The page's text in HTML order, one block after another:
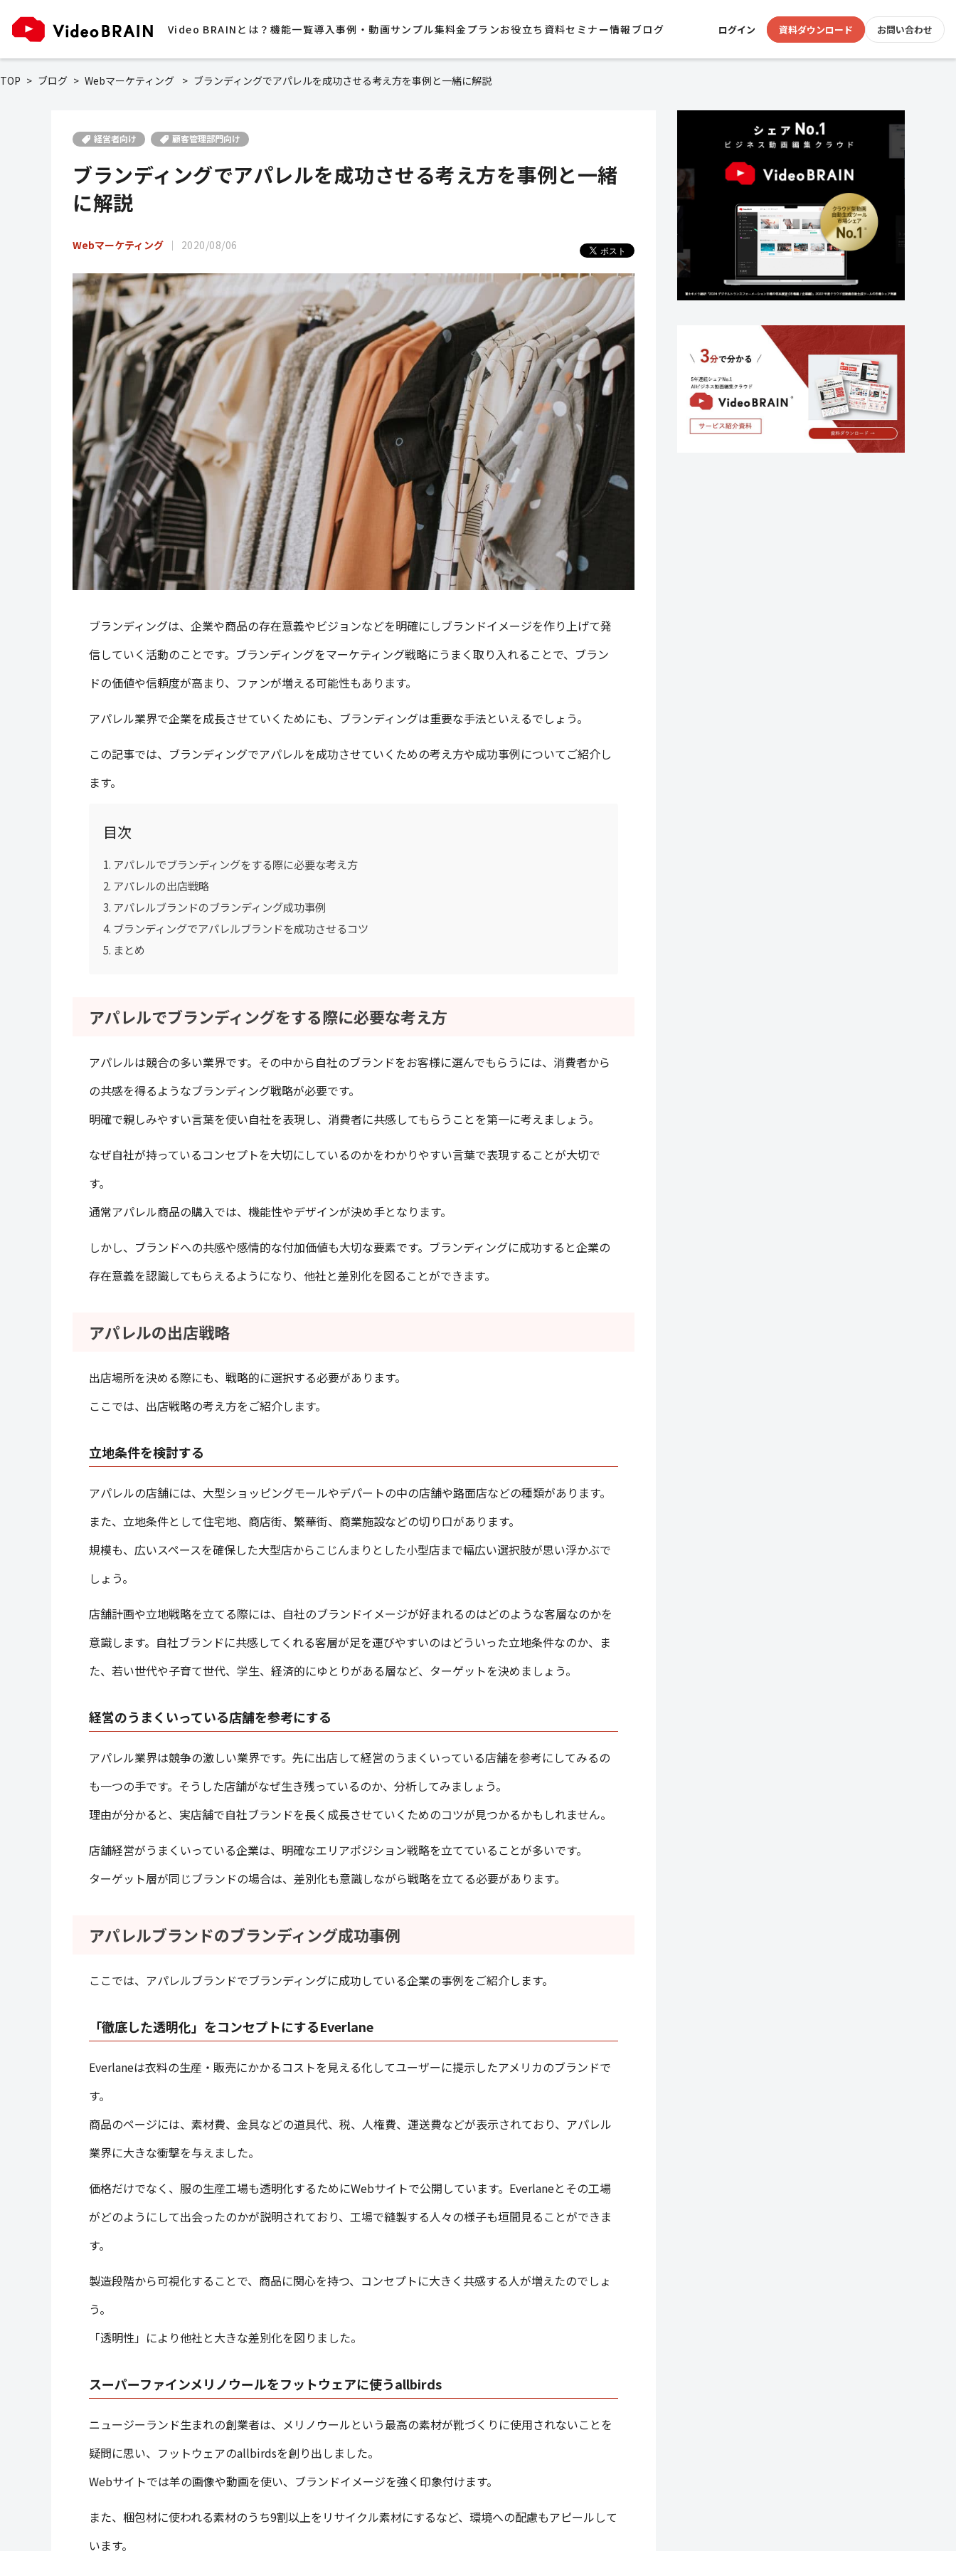
Video BRAINとは？ 機能一覧導入事例・動画サンプル集​料金プランお役立ち資料セミナー情報 ブログ ログイン 資料ダウンロード お問い合わせ
TOP ブログ Webマーケティング ブランディングでアパレルを成功させる考え方を事例と一緒に解説
ブランディングでアパレルを成功させる考え方を事例と一緒
に解説
経営者向け 顧客管理部門向け
Webマーケティング 2020/08/06
ブランディングは、企業や商品の存在意義やビジョンなどを明確にしブランドイメージを作り上げて発
信していく活動のことです。ブランディングをマーケティング戦略にうまく取り入れることで、ブラン
ドの価値や信頼度が高まり、ファンが増える可能性もあります。
アパレル業界で企業を成長させていくためにも、ブランディングは重要な手法といえるでしょう。
この記事では、ブランディングでアパレルを成功させていくための考え方や成功事例についてご紹介し
ます。
目次
アパレルでブランディングをする際に必要な考え方
アパレルの出店戦略
アパレルブランドのブランディング成功事例
ブランディングでアパレルブランドを成功させるコツ
まとめ
アパレルでブランディングをする際に必要な考え方
アパレルは競合の多い業界です。その中から自社のブランドをお客様に選んでもらうには、消費者から
の共感を得るようなブランディング戦略が必要です。
明確で親しみやすい言葉を使い自社を表現し、消費者に共感してもらうことを第一に考えましょう。
なぜ自社が持っているコンセプトを大切にしているのかをわかりやすい言葉で表現することが大切で
す。
通常アパレル商品の購入では、機能性やデザインが決め手となります。
しかし、ブランドへの共感や感情的な付加価値も大切な要素です。ブランディングに成功すると企業の
存在意義を認識してもらえるようになり、他社と差別化を図ることができます。
アパレルの出店戦略
出店場所を決める際にも、戦略的に選択する必要があります。
ここでは、出店戦略の考え方をご紹介します。
立地条件を検討する
アパレルの店舗には、大型ショッピングモールやデパートの中の店舗や路面店などの種類があります。
また、立地条件として住宅地、商店街、繁華街、商業施設などの切り口があります。
規模も、広いスペースを確保した大型店からこじんまりとした小型店まで幅広い選択肢が思い浮かぶで
しょう。
店舗計画や立地戦略を立てる際には、自社のブランドイメージが好まれるのはどのような客層なのかを
意識します。自社ブランドに共感してくれる客層が足を運びやすいのはどういった立地条件なのか、ま
た、若い世代や子育て世代、学生、経済的にゆとりがある層など、ターゲットを決めましょう。
経営のうまくいっている店舗を参考にする
アパレル業界は競争の激しい業界です。先に出店して経営のうまくいっている店舗を参考にしてみるの
も一つの手です。そうした店舗がなぜ生き残っているのか、分析してみましょう。
理由が分かると、実店舗で自社ブランドを長く成長させていくためのコツが見つかるかもしれません。
店舗経営がうまくいっている企業は、明確なエリアポジション戦略を立てていることが多いです。
ターゲット層が同じブランドの場合は、差別化も意識しながら戦略を立てる必要があります。
アパレルブランドのブランディング成功事例
ここでは、アパレルブランドでブランディングに成功している企業の事例をご紹介します。
「徹底した透明化」をコンセプトにするEverlane
Everlaneは衣料の生産・販売にかかるコストを見える化してユーザーに提示したアメリカのブランドで
す。
商品のページには、素材費、金具などの道具代、税、人権費、運送費などが表示されており、アパレル
業界に大きな衝撃を与えました。
価格だけでなく、服の生産工場も透明化するためにWebサイトで公開しています。Everlaneとその工場
がどのようにして出会ったのかが説明されており、工場で縫製する人々の様子も垣間見ることができま
す。
製造段階から可視化することで、商品に関心を持つ、コンセプトに大きく共感する人が増えたのでしょ
う。
「透明性」により他社と大きな差別化を図りました。
スーパーファインメリノウールをフットウェアに使うallbirds
ニュージーランド生まれの創業者は、メリノウールという最高の素材が靴づくりに使用されないことを
疑問に思い、フットウェアのallbirdsを創り出しました。
Webサイトでは羊の画像や動画を使い、ブランドイメージを強く印象付けます。
また、梱包材に使われる素材のうち9割以上をリサイクル素材にするなど、環境への配慮もアピールして
います。